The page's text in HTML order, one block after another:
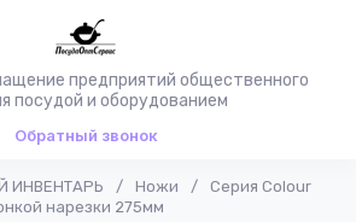
предприятий общественного
посудой и оборудованием
Обратный звонок
ИНВЕНТАРЬ / Ножи /
Серия Colour
нарезки 275мм